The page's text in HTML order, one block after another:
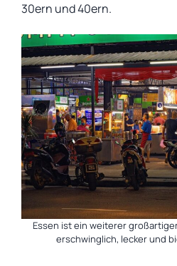
30ern und 40ern.
Essen ist ein weiterer
erschwinglich, lecker und